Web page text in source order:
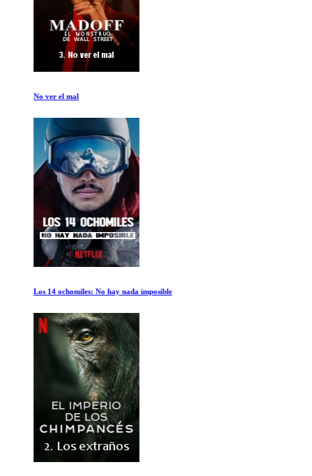
No ver el mal
Los 14 ochomiles: No hay nada imposible